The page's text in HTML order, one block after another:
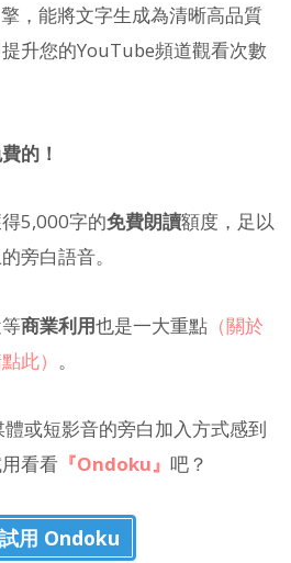
，能將文字生成為清晰高品質
升您的YouTube頻道觀看次數
的！
5,000字的免費朗讀額度，足以
旁白語音。
商業利用也是一大重點 （關於
此） 。
或短影音的旁白加入方式感到
看看 『Ondoku』 吧？
用 Ondoku